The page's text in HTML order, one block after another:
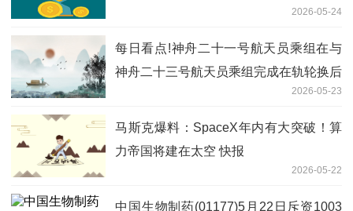
2026-05-24
每日看点!神舟二十一号航天员乘组在与
神舟二十三号航天员乘组完成在轨轮换后
2026-05-23
马斯克爆料：SpaceX年内有大突破！算
力帝国将建在太空 快报
2026-05-22
中国生物制药(01177)5月22日斥资1003